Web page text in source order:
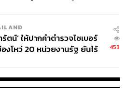
รัตน์’ ให้ปากคำตำรวจไซเบอร์
งโหว่ 20 หน่วยงานรัฐ ยันไร้
453